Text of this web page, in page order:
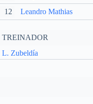
12
Leandro Mathias
TREINADOR
L. Zubeldía